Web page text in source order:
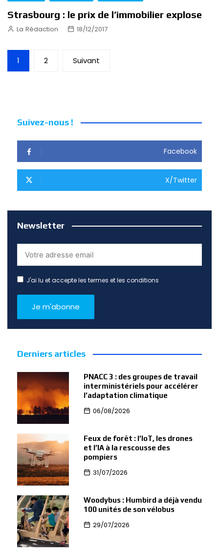
Strasbourg : le prix de l’immobilier explose
La Rédaction 18/12/2017
Pagination
des
1 2 Suivant
Suivez-nous !
Facebook
X/Twitter
Newsletter
J'ai lu et accepte les termes et les conditions
Derniers articles
PNACC 3 : des groupes de travail
interministériels pour accélérer
l’adaptation climatique
06/08/2026
Feux de forêt : l’IoT, les drones
et l’IA à la rescousse des
pompiers
31/07/2026
Woodybus : Humbird a déjà vendu
100 unités de son vélobus
29/07/2026